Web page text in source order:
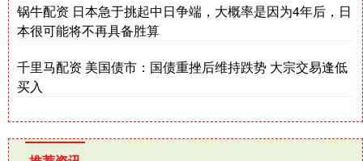
锅牛配资 日本急于挑起中日争端，大概率是因为4年后，日
本很可能将不再具备胜算
千里马配资 美国债市：国债重挫后维持跌势 大宗交易逢低
买入